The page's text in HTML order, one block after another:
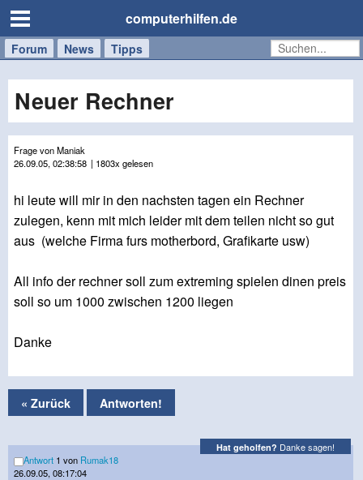
computerhilfen.de
Forum News Tipps
Handy
Tablet
Windows
Mac
Neuer Rechner
Frage von Maniak
26.09.05, 02:38:58 | 1803x gelesen
hi leute will mir in den nachsten tagen ein Rechner
zulegen, kenn mit mich leider mit dem teilen nicht so gut
aus (welche Firma furs motherbord, Grafikarte usw)
All info der rechner soll zum extreming spielen dinen preis
soll so um 1000 zwischen 1200 liegen
Danke
« Zurück Antworten!
Hat geholfen? Danke sagen!
Antwort 1 von Rumak18
26.09.05, 08:17:04